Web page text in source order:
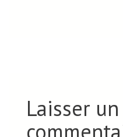
Laisser un